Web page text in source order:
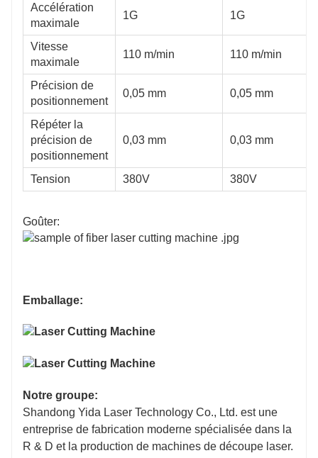
Accélération
maximale
1G 1G
Vitesse
maximale
110 m/min 110 m/min
Précision de
positionnement
0,05 mm 0,05 mm
Répéter la
précision de
positionnement
0,03 mm 0,03 mm
Tension 380V 380V
Goûter:
Emballage:
Notre groupe:
Shandong Yida Laser Technology Co., Ltd. est une
entreprise de fabrication moderne spécialisée dans la
R & D et la production de machines de découpe laser.
en fonte d'aluminium Portique en fonte d'aluminium
France Schneider
en Taïwan
en Taïwan Fabriqué en Taïwan
FSCUT2000S